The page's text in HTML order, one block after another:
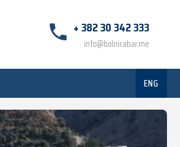
+ 382 30 342 333
info@bolnicabar.me
ENG